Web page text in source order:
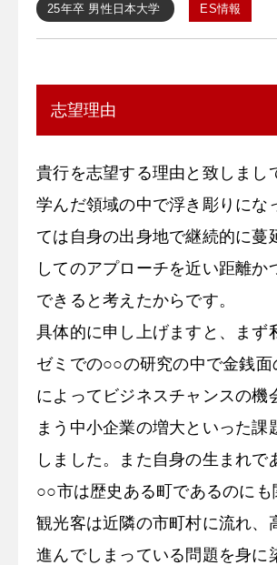
25年卒 男性 日本大学 ES情報
志望理由
貴行を志望する理由と致しまし
学んだ領域の中で浮き彫りにな
ては自身の出身地で継続的に蔓
してのアプローチを近い距離か
できると考えたからです。
具体的に申し上げますと、まず
ゼミでの○○の研究の中で金銭面
によってビジネスチャンスの機
まう中小企業の増大といった課
しました。また自身の生まれで
○○市は歴史ある町であるのにも
観光客は近隣の市町村に流れ、
進んでしまっている問題を身に